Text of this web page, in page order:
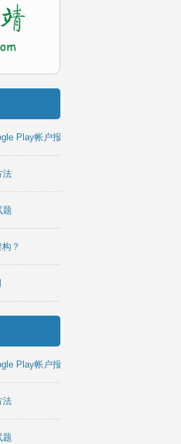
Play帐户报告PHP库
法
题
？
Play帐户报告PHP库
法
题